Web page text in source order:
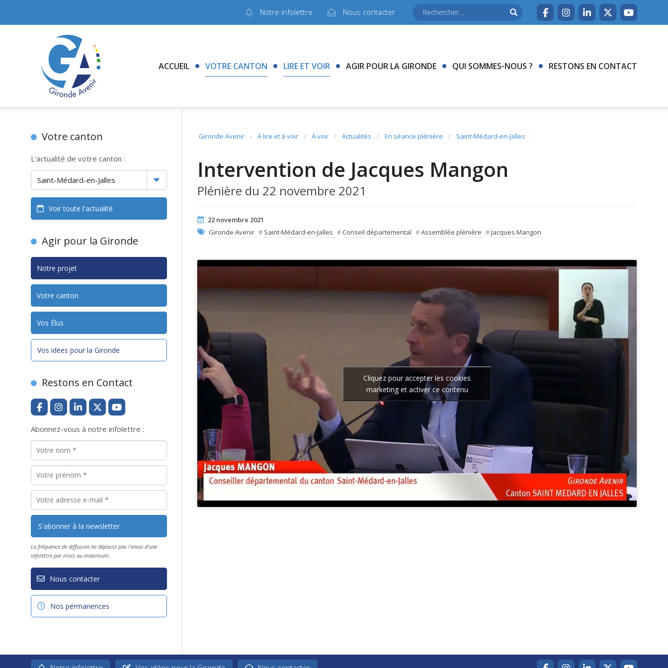
Notre infolettre Nous contacter
ACCUEIL VOTRE CANTON LIRE ET VOIR AGIR POUR LA GIRONDE QUI SOMMES-NOUS ? RESTONS EN CONTACT
Gironde Avenir › À lire et à voir / À voir / Actualités / En séance plénière / Saint-Médard-en-Jalles :
Intervention de Jacques Mangon
Plénière du 22 novembre 2021
22 novembre 2021
Gironde Avenir # Saint-Médard-en-Jalles # Conseil départemental #Assemblée plénière #Jacques Mangon
Cliquez pour accepter les cookies
marketing et activer ce contenu
Votre canton
L'actualité de votre canton :
Voir toute l'actualité
Agir pour la Gironde
Notre projet
Votre canton
Vos Élus
Vos idées pour la Gironde
Restons en Contact
Abonnez-vous à notre infolettre :
La fréquence de diffusion ne dépasse pas l'envoi d'une
infolettre par mois au maximum.
Nous contacter
Nos permanences